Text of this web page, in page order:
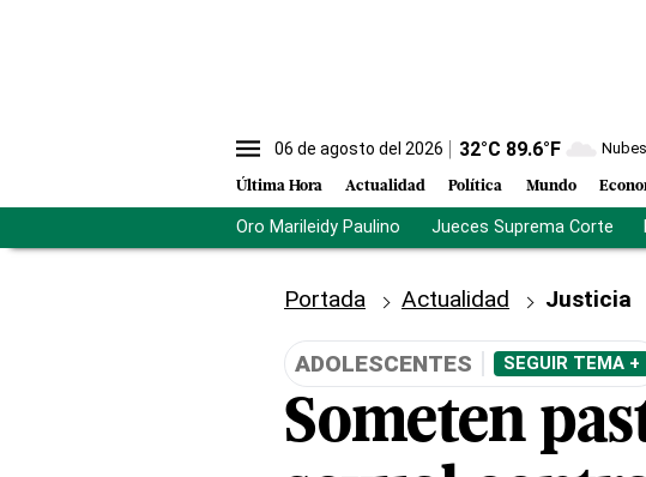
06 de agosto del 2026 32°C 89.6°F
Última Hora Actualidad Política Mundo
Oro Marileidy Paulino Jueces Suprema Corte
Portada Actualidad Justicia
ADOLESCENTES SEGUIR TEMA +
Someten